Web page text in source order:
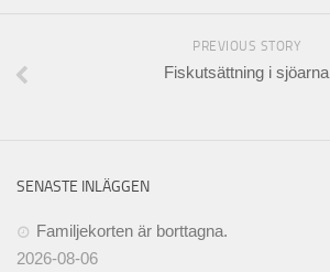
PREVIOUS STORY
Fiskutsättning i sjöarna
SENASTE INLÄGGEN
Familjekorten är borttagna.
2026-08-06